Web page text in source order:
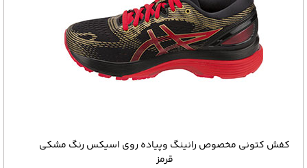
کفش کتونی مخصوص رانینگ وپیاده روی اسیکس رنگ مشکی
قرمز